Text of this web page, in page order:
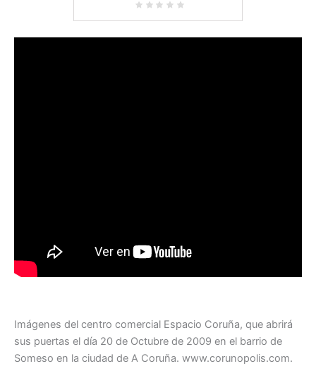
Imágenes del centro comercial Espacio Coruña, que abrirá
sus puertas el día 20 de Octubre de 2009 en el barrio de
Someso en la ciudad de A Coruña. www.corunopolis.com.